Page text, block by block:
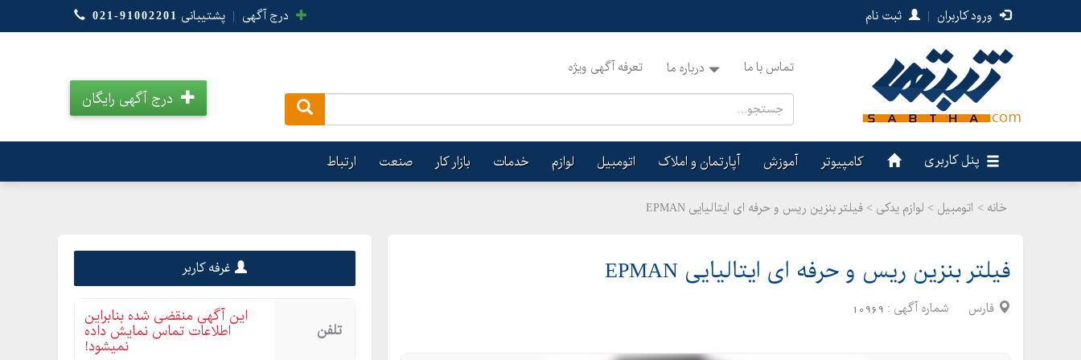
ورود کاربران | ثبت نام درج آگهی | پشتیبانی 021-91002201
تماس با ما درباره ما تعرفه آگهی ویژه
درج آگهی رایگان
پنل کاربری کامپیوتر آموزش آپارتمان و املاک اتومبیل لوازم خدمات بازار کار صنعت ارتباط
خانه > اتومبیل > لوازم یدکی > فیلتر بنزین ریس و حرفه ای ایتالیایی EPMAN
فیلتر بنزین ریس و حرفه ای ایتالیایی EPMAN
فارس شماره آگهی : 10969
غرفه کاربر
تلفن
این آگهی منقضی شده بنابراین
اطلاعات تماس نمایش داده
نمیشود!